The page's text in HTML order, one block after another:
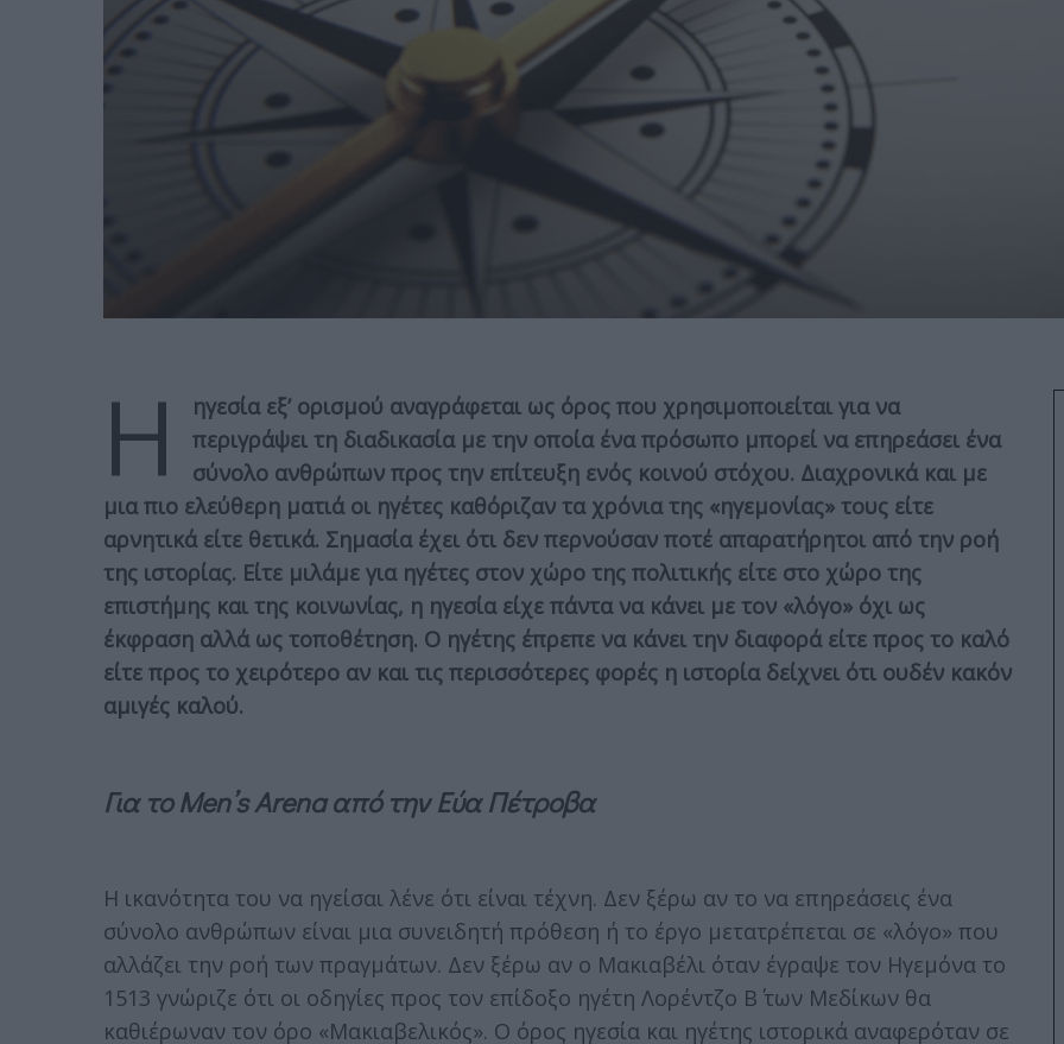
Η
ηγεσία εξ’ ορισμού αναγράφεται ως όρος που χρησιμοποιείται για να
περιγράψει τη διαδικασία με την οποία ένα πρόσωπο μπορεί να επηρεάσει ένα
σύνολο ανθρώπων προς την επίτευξη ενός κοινού στόχου. Διαχρονικά και με
μια πιο ελεύθερη ματιά οι ηγέτες καθόριζαν τα χρόνια της «ηγεμονίας» τους είτε
αρνητικά είτε θετικά. Σημασία έχει ότι δεν περνούσαν ποτέ απαρατήρητοι από την ροή
της ιστορίας. Είτε μιλάμε για ηγέτες στον χώρο της πολιτικής είτε στο χώρο της
επιστήμης και της κοινωνίας, η ηγεσία είχε πάντα να κάνει με τον «λόγο» όχι ως
έκφραση αλλά ως τοποθέτηση. Ο ηγέτης έπρεπε να κάνει την διαφορά είτε προς το καλό
είτε προς το χειρότερο αν και τις περισσότερες φορές η ιστορία δείχνει ότι ουδέν κακόν
αμιγές καλού.
Για το Men’s Arena από την Εύα Πέτροβα
Η ικανότητα του να ηγείσαι λένε ότι είναι τέχνη. Δεν ξέρω αν το να επηρεάσεις ένα
σύνολο ανθρώπων είναι μια συνειδητή πρόθεση ή το έργο μετατρέπεται σε «λόγο» που
αλλάζει την ροή των πραγμάτων. Δεν ξέρω αν ο Μακιαβέλι όταν έγραψε τον Ηγεμόνα το
1513 γνώριζε ότι οι οδηγίες προς τον επίδοξο ηγέτη Λορέντζο Β΄ των Μεδίκων θα
καθιέρωναν τον όρο «Μακιαβελικός». Ο όρος ηγεσία και ηγέτης ιστορικά αναφερόταν σε